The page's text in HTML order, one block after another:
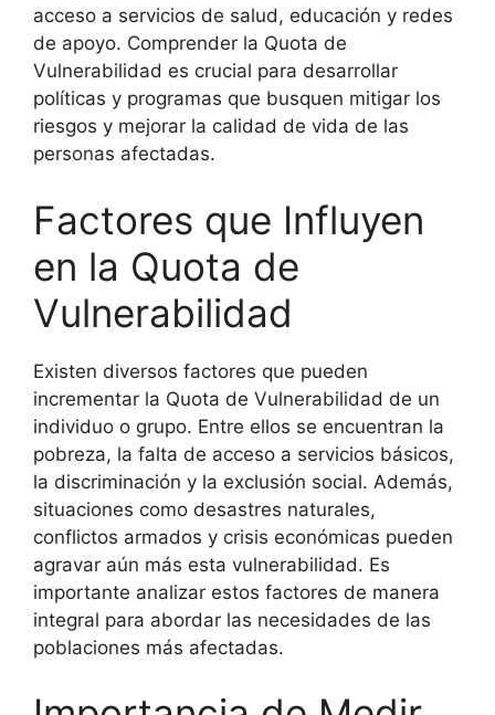
acceso a servicios de salud, educación y redes
de apoyo. Comprender la Quota de
Vulnerabilidad es crucial para desarrollar
políticas y programas que busquen mitigar los
riesgos y mejorar la calidad de vida de las
personas afectadas.
Factores que Influyen
en la Quota de
Vulnerabilidad
Existen diversos factores que pueden
incrementar la Quota de Vulnerabilidad de un
individuo o grupo. Entre ellos se encuentran la
pobreza, la falta de acceso a servicios básicos,
la discriminación y la exclusión social. Además,
situaciones como desastres naturales,
conflictos armados y crisis económicas pueden
agravar aún más esta vulnerabilidad. Es
importante analizar estos factores de manera
integral para abordar las necesidades de las
poblaciones más afectadas.